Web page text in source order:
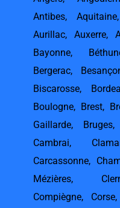
Antibes, Aquitaine
Aurillac, Auxerre,
Bayonne,
Bergerac,
Biscarosse,
Boulogne, Brest,
Gaillarde, Bruges,
Cambrai,
Carcassonne,
Mézières,
Compiègne, Corse,